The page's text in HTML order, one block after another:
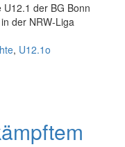
der BG Bonn
der NRW-Liga
, U12.1o